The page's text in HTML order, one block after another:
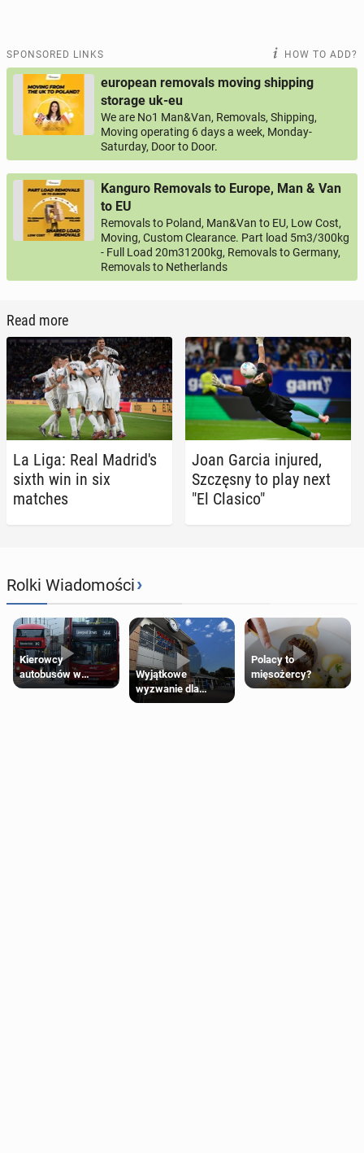
SPONSORED LINKS HOW TO ADD?
european removals moving shipping
storage uk-eu
We are No1 Man&Van, Removals, Shipping,
Moving operating 6 days a week, Monday-
Saturday, Door to Door.
Kanguro Removals to Europe, Man & Van
to EU
Removals to Poland, Man&Van to EU, Low Cost,
Moving, Custom Clearance. Part load 5m3/300kg
- Full Load 20m31200kg, Removals to Germany,
Removals to Netherlands
Read more
La Liga: Real Madrid's
sixth win in six
matches
Joan Garcia injured,
Szczęs­ny to play next
"El Clasico"
Rolki Wiadomości›
Kierowcy
autobusów w
Londynie
Wyjątkowe
wyzwanie dla
posiadaczy kart
Polacy to
mięsożercy?